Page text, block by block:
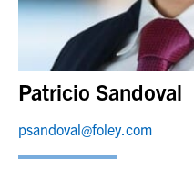
Patricio Sandoval
psandoval@foley.com